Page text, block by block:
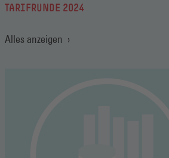
TARIFRUNDE 2024
Alles anzeigen